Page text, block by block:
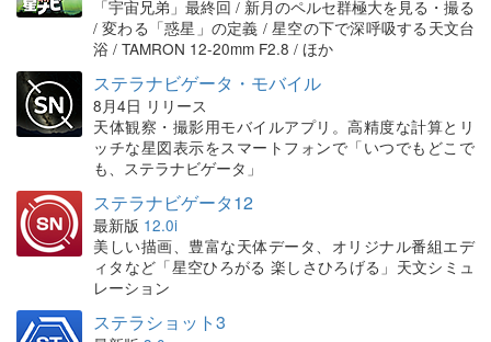
「宇宙兄弟」最終回 / 新月のペルセ群極大を見る・撮る
/ 変わる「惑星」の定義 / 星空の下で深呼吸する天文台
浴 / TAMRON 12-20mm F2.8 / ほか
ステラナビゲータ・モバイル
8月4日 リリース
天体観察・撮影用モバイルアプリ。高精度な計算とリ
ッチな星図表示をスマートフォンで「いつでもどこで
も、ステラナビゲータ」
ステラナビゲータ12
最新版 12.0i
美しい描画、豊富な天体データ、オリジナル番組エデ
ィタなど「星空ひろがる 楽しさひろげる」天文シミュ
レーション
ステラショット3